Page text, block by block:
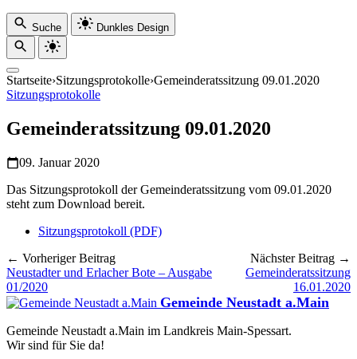
Suche Dunkles Design
Startseite›Sitzungsprotokolle›Gemeinderatssitzung 09.01.2020
Sitzungsprotokolle
Gemeinderatssitzung 09.01.2020
09. Januar 2020
Das Sitzungsprotokoll der Gemeinderatssitzung vom 09.01.2020
steht zum Download bereit.
Sitzungsprotokoll (PDF)
← Vorheriger Beitrag
Neustadter und Erlacher Bote – Ausgabe
01/2020
Nächster Beitrag →
Gemeinderatssitzung
16.01.2020
Gemeinde Neustadt a.Main
Gemeinde Neustadt a.Main im Landkreis Main-Spessart.
Wir sind für Sie da!